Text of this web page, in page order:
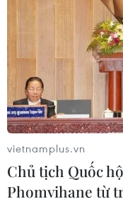
Xây dựng hành
gỡ điểm nghẽn,
hóa phát triển
09/08/2026 05:26
Chuyển Bộ Công
nhân bán vàng
08/08/2026 14:37
vietnamplus.vn
Chủ tịch Quốc
Phomvihane từ